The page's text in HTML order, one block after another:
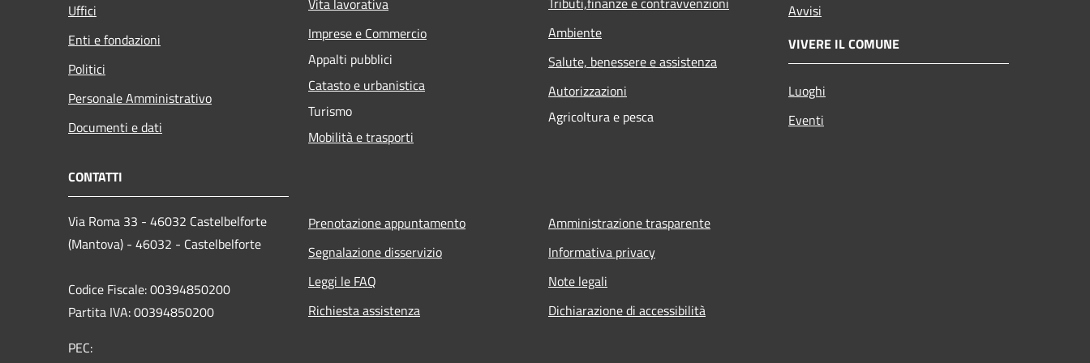
Uffici
Enti e fondazioni
Politici
Personale Amministrativo
Documenti e dati
Vita lavorativa
Imprese e Commercio
Appalti pubblici
Catasto e urbanistica
Turismo
Mobilità e trasporti
Ambiente
Salute, benessere e assistenza
Autorizzazioni
Agricoltura e pesca
Avvisi
VIVERE IL COMUNE
Luoghi
Eventi
CONTATTI
Via Roma 33 - 46032 Castelbelforte
(Mantova) - 46032 - Castelbelforte
Codice Fiscale: 00394850200
Partita IVA: 00394850200
PEC:
Prenotazione appuntamento
Segnalazione disservizio
Leggi le FAQ
Richiesta assistenza
Amministrazione trasparente
Informativa privacy
Note legali
Dichiarazione di accessibilità